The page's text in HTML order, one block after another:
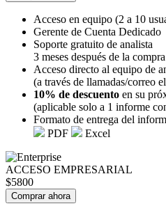
Acceso en equipo (2 a 10
Gerente de Cuenta Dedicado
Soporte gratuito de analista
3 meses después de la compra
Acceso directo al equipo de
(a través de llamadas/correo
10% de descuento en su
(aplicable solo a 1 informe
Formato de entrega del
PDF
Excel
ACCESO EMPRESARIAL
$5800
Comprar ahora